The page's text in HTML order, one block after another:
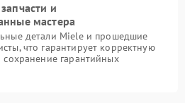
и
мастера
детали Miele и прошедшие
что гарантирует корректную
гарантийных